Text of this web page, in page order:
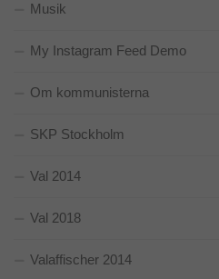
Musik
My Instagram Feed Demo
Om kommunisterna
SKP Stockholm
Val 2014
Val 2018
Valaffischer 2014